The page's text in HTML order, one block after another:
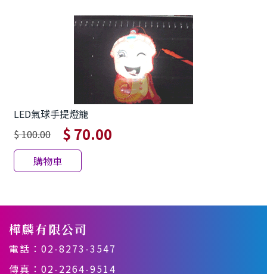
LED氣球手提燈籠
$ 100.00
$ 70.00
購物車
樺麟有限公司
電話： 02-8273-3547
傳真：02-2264-9514